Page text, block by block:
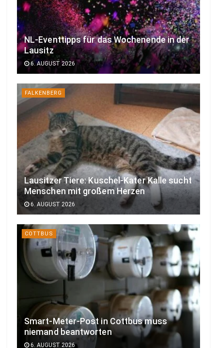
NL-Eventtipps für das Wochenende in der
Lausitz
6. AUGUST 2026
FALKENBERG
Lausitzer Tiere: Kuschel-Kater Kalle sucht
Menschen mit großem Herzen
6. AUGUST 2026
COTTBUS
Smart-Meter-Post in Cottbus muss
niemand beantworten
6. AUGUST 2026